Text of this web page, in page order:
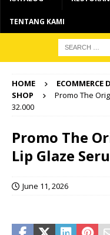
TENTANG KAMI
HOME ECOMMERCE
SHOP
Promo The
32.000
Promo The
Lip Glaze
June 11, 2026